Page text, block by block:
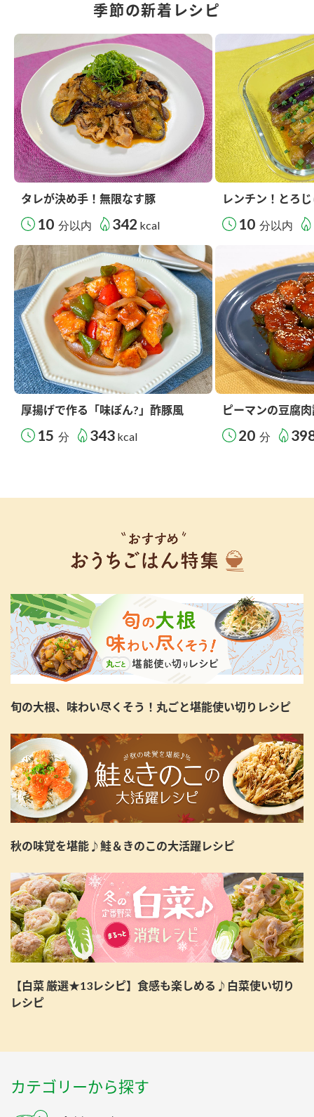
季節の新着レシピ
タレが決め手！無限なす豚
10 分以内 342 kcal
レンチン！とろ
10 分以内
厚揚げで作る「味ぽん?」酢豚風
15 分 343 kcal
ピーマンの豆腐
20 分
旬の大根、味わい尽くそう！丸ごと堪能使い切りレシピ
秋の味覚を堪能♪鮭＆きのこの大活躍レシピ
【白菜 厳選★13レシピ】食感も楽しめる♪白菜使い切り
レシピ
カテゴリーから探す